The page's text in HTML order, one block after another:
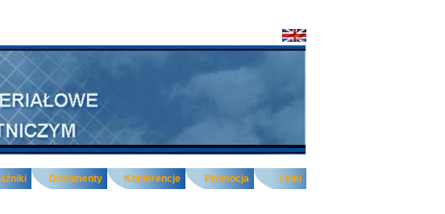
Dokumenty Konferencje Promocja Linki